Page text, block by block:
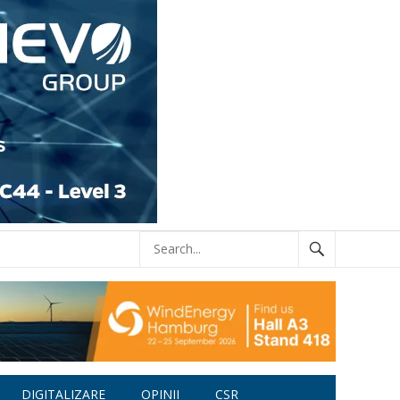
DIGITALIZARE OPINII CSR